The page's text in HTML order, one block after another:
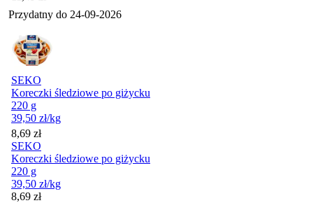
Przydatny do 24-09-2026
SEKO
Koreczki śledziowe po giżycku
220 g
39,50 zł/kg
Cena
8,69 zł
SEKO
Koreczki śledziowe po giżycku
220 g
39,50 zł/kg
Cena
8,69 zł